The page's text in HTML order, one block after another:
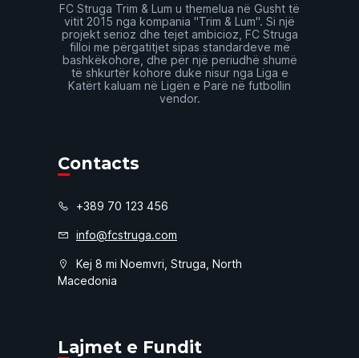
FC Struga Trim & Lum u themelua në Gusht të
vitit 2015 nga kompania "Trim & Lum". Si një
projekt serioz dhe tejet ambicioz, FC Struga
filloi me përgatitjet sipas standardeve më
bashkëkohore, dhe për një periudhë shumë
të shkurtër kohore duke nisur nga Liga e
Katërt kaluam në Ligën e Parë në futbollin
vendor.
Contacts
+389 70 123 456
info@fcstruga.com
Kej 8 mi Noemvri, Struga, North
Macedonia
Lajmet e Fundit